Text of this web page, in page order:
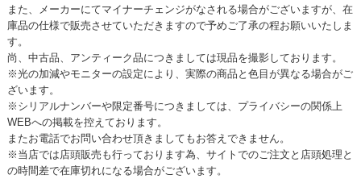
また、メーカーにてマイナーチェンジがなされる場合がございますが、在
庫品の仕様で販売させていただきますので予めご了承の程お願いいたしま
す。
尚、中古品、アンティーク品につきましては現品を撮影しております。
※光の加減やモニターの設定により、実際の商品と色目が異なる場合がご
ざいます。
※シリアルナンバーや限定番号につきましては、プライバシーの関係上
WEBへの掲載を控えております。
またお電話でお問い合わせ頂きましてもお答えできません。
※当店では店頭販売も行っております為、サイトでのご注文と店頭処理と
の時間差で在庫切れになる場合がございます。